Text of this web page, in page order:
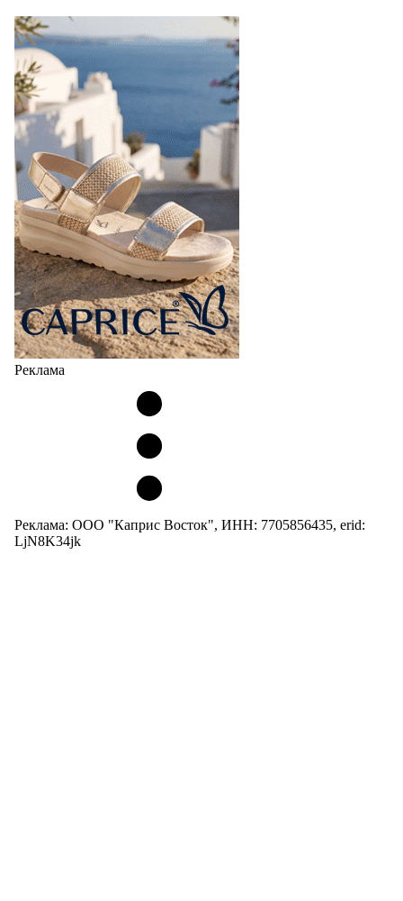
Реклама
Реклама: ООО "Каприс Восток", ИНН: 7705856435, erid:
LjN8K34jk